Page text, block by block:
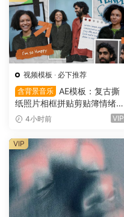
视频模板 · 必下推荐
含背景音乐
AE模板：复古撕
纸照片相框拼贴剪贴簿情绪板
旅游日记手账电影VLOG短片
4小时前 VIP
VIP